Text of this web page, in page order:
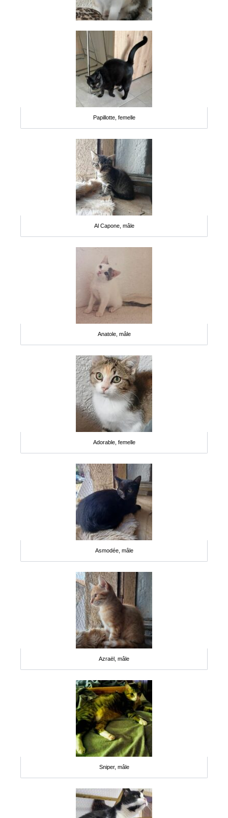
Papillotte, femelle
Al Capone, mâle
Anatole, mâle
Adorable, femelle
Asmodée, mâle
Azraël, mâle
Sniper, mâle